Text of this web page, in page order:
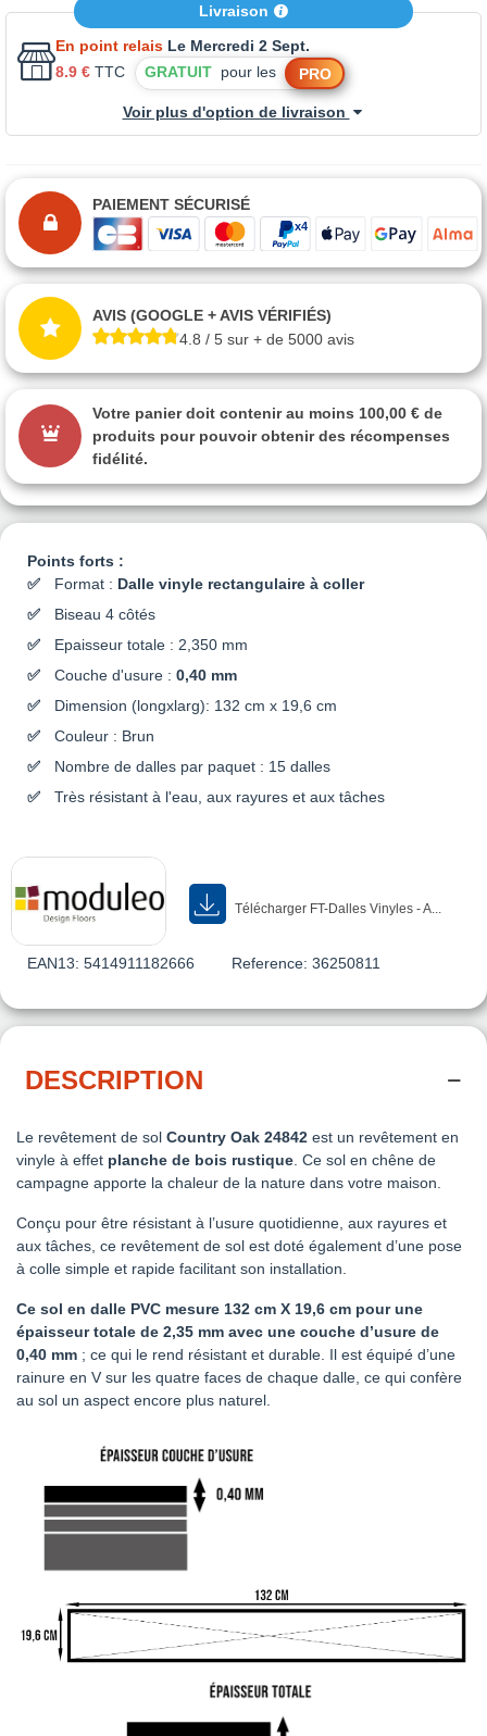
Points forts :
Format : Dalle vinyle rectangulaire à coller
Biseau 4 côtés
Epaisseur totale : 2,350 mm
Couche d'usure : 0,40 mm
Dimension (longxlarg): 132 cm x 19,6 cm
Couleur : Brun
Nombre de dalles par paquet : 15 dalles
Très résistant à l'eau, aux rayures et aux tâches
Télécharger FT-Dalles Vinyles - A...
EAN13: 5414911182666 Reference: 36250811
Livraison
En point relais Le Mercredi 2 Sept.
8.9 € TTC GRATUIT pour les PRO
Voir plus d'option de livraison
PAIEMENT SÉCURISÉ
AVIS (GOOGLE + AVIS VÉRIFIÉS)
4.8 / 5 sur + de 5000 avis
Votre panier doit contenir au moins 100,00 € de
produits pour pouvoir obtenir des récompenses
fidélité.
DESCRIPTION
Le revêtement de sol Country Oak 24842 est un revêtement en
vinyle à effet planche de bois rustique . Ce sol en chêne de
campagne apporte la chaleur de la nature dans votre maison.
Conçu pour être résistant à l’usure quotidienne, aux rayures et
aux tâches, ce revêtement de sol est doté également d’une pose
à colle simple et rapide facilitant son installation.
Ce sol en dalle PVC mesure 132 cm X 19,6 cm pour une
épaisseur totale de 2,35 mm avec une couche d’usure de
0,40 mm ; ce qui le rend résistant et durable. Il est équipé d’une
rainure en V sur les quatre faces de chaque dalle, ce qui confère
au sol un aspect encore plus naturel.